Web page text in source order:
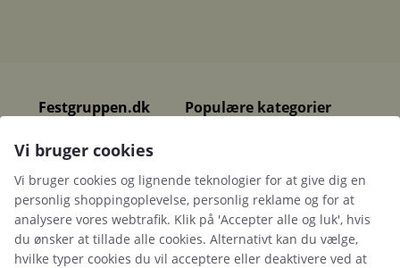
Festgruppen.dk
Kontakt os
Populære kategorier
Fun-food
Telte
Vi bruger cookies
Vi bruger cookies og lignende teknologier for at give dig en
personlig shoppingoplevelse, personlig reklame og for at
analysere vores webtrafik. Klik på 'Accepter alle og luk', hvis
du ønsker at tillade alle cookies. Alternativt kan du vælge,
hvilke typer cookies du vil acceptere eller deaktivere ved at